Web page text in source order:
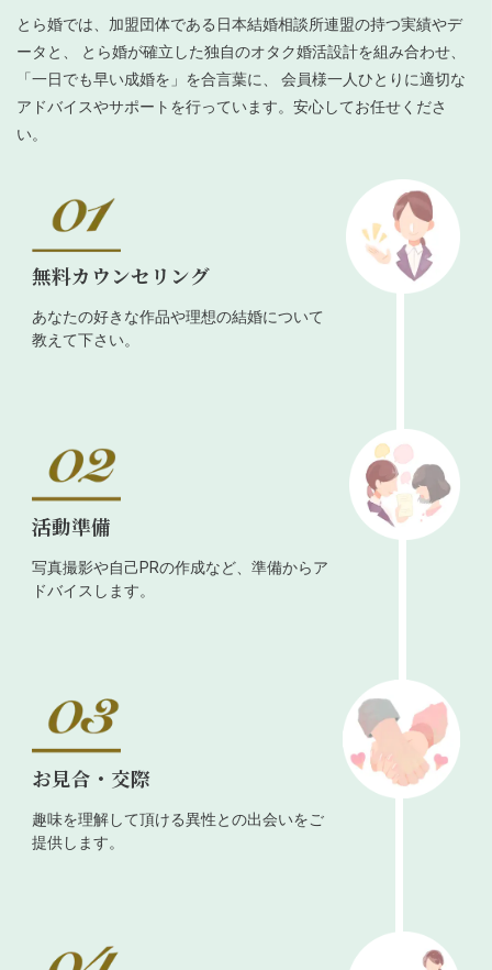
とら婚では、加盟団体である日本結婚相談所連盟の持つ実績やデ
ータと、 とら婚が確立した独自のオタク婚活設計を組み合わせ、
「一日でも早い成婚を」を合言葉に、 会員様一人ひとりに適切な
アドバイスやサポートを行っています。安心してお任せくださ
い。
無料カウンセリング
あなたの好きな作品や理想の結婚について
教えて下さい。
活動準備
写真撮影や自己PRの作成など、準備からア
ドバイスします。
お見合・交際
趣味を理解して頂ける異性との出会いをご
提供します。